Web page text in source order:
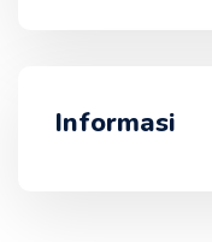
Informasi